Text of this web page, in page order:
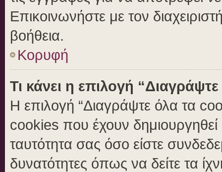
Επικοινωνήστε με τον
βοήθεια.
Κορυφή
Τι κάνει η επιλογή
Η επιλογή “Διαγράψτε όλα τα
cookies που έχουν
ταυτότητα σας όσο είστε
δυνατότητες όπως να δείτε τα